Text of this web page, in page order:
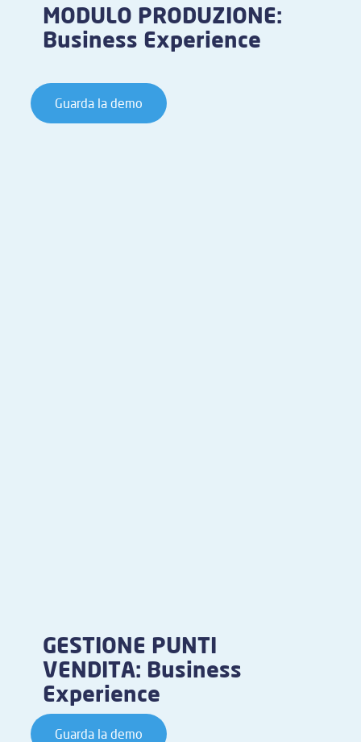
MODULO PRODUZIONE:
Business Experience
Guarda la demo
GESTIONE PUNTI
VENDITA: Business
Experience
Guarda la demo